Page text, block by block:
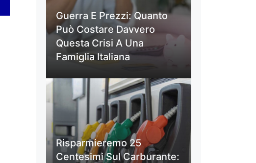
Guerra E Prezzi: Quanto
Può Costare Davvero
Questa Crisi A Una
Famiglia Italiana
Risparmieremo 25
Centesimi Sul Carburante: